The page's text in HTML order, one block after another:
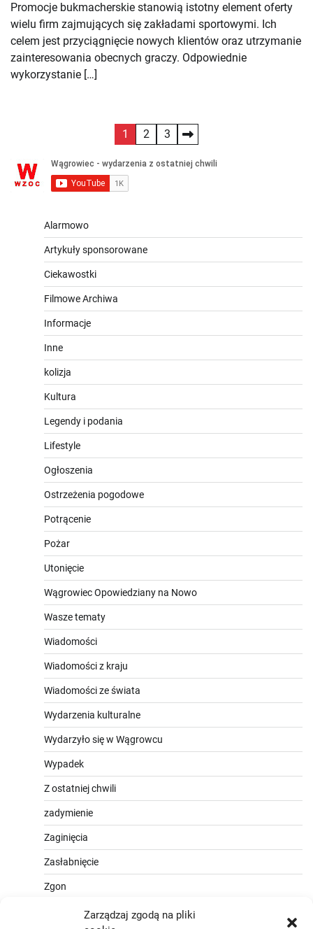
Zarządzaj zgodą na pliki
Promocje bukmacherskie stanowią istotny element oferty
wielu firm zajmujących się zakładami sportowymi. Ich
celem jest przyciągnięcie nowych klientów oraz utrzymanie
zainteresowania obecnych graczy. Odpowiednie
wykorzystanie […]
wpisów
1 2 3
Alarmowo
Artykuły sponsorowane
Ciekawostki
Filmowe Archiwa
Informacje
Inne
kolizja
Kultura
Legendy i podania
Lifestyle
Ogłoszenia
Ostrzeżenia pogodowe
Potrącenie
Pożar
Utonięcie
Wągrowiec Opowiedziany na Nowo
Wasze tematy
Wiadomości
Wiadomości z kraju
Wiadomości ze świata
Wydarzenia kulturalne
Wydarzyło się w Wągrowcu
Wypadek
Z ostatniej chwili
zadymienie
Zaginięcia
Zasłabnięcie
Zgon